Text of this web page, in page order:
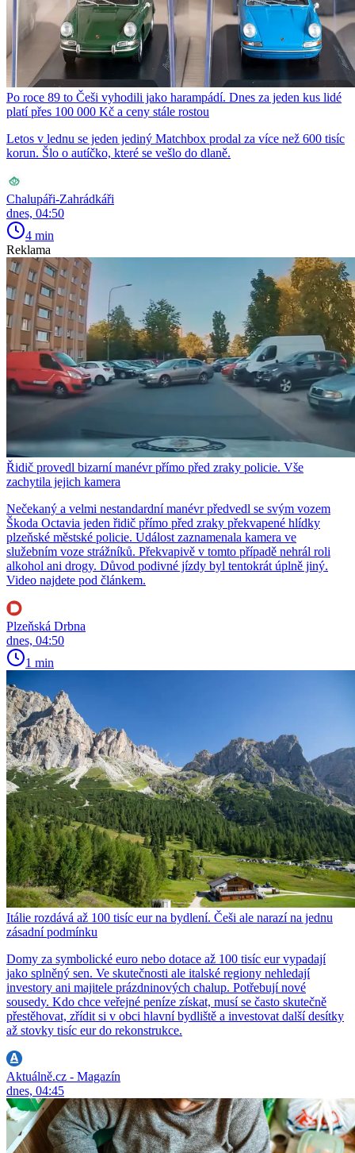
Po roce 89 to Češi vyhodili jako harampádí. Dnes za jeden kus lidé
platí přes 100 000 Kč a ceny stále rostou
Letos v lednu se jeden jediný Matchbox prodal za více než 600 tisíc
korun. Šlo o autíčko, které se vešlo do dlaně.
Chalupáři-Zahrádkáři
dnes, 04:50
4 min
Reklama
Řidič provedl bizarní manévr přímo před zraky policie. Vše
zachytila jejich kamera
Nečekaný a velmi nestandardní manévr předvedl se svým vozem
Škoda Octavia jeden řidič přímo před zraky překvapené hlídky
plzeňské městské policie. Událost zaznamenala kamera ve
služebním voze strážníků. Překvapivě v tomto případě nehrál roli
alkohol ani drogy. Důvod podivné jízdy byl tentokrát úplně jiný.
Video najdete pod článkem.
Plzeňská Drbna
dnes, 04:50
1 min
Itálie rozdává až 100 tisíc eur na bydlení. Češi ale narazí na jednu
zásadní podmínku
Domy za symbolické euro nebo dotace až 100 tisíc eur vypadají
jako splněný sen. Ve skutečnosti ale italské regiony nehledají
investory ani majitele prázdninových chalup. Potřebují nové
sousedy. Kdo chce veřejné peníze získat, musí se často skutečně
přestěhovat, zřídit si v obci hlavní bydliště a investovat další desítky
až stovky tisíc eur do rekonstrukce.
Aktuálně.cz - Magazín
dnes, 04:45